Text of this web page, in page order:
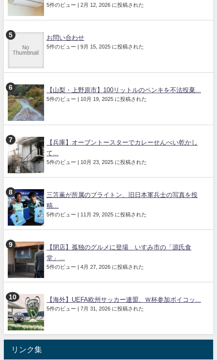
5件のビュー | 2月 12, 2026 に投稿された
お問い合わせ
5件のビュー | 9月 15, 2025 に投稿された
【山梨・上野原市】100リットルのペンキを不法投棄...
5件のビュー | 10月 19, 2025 に投稿された
【兵庫】オーブントースターでカレーせんべい乾かし
て...
5件のビュー | 10月 23, 2025 に投稿された
三笘薫が所属のブライトン、旧日本軍兵士の写真を投
稿...
5件のビュー | 11月 29, 2025 に投稿された
【閉店】孤独のグルメに登場 いすみ市の「源氏食
堂」...
5件のビュー | 4月 27, 2026 に投稿された
【海外】UEFA欧州サッカー連盟、Ｗ杯参加ボイコッ...
5件のビュー | 7月 31, 2026 に投稿された
リンク集